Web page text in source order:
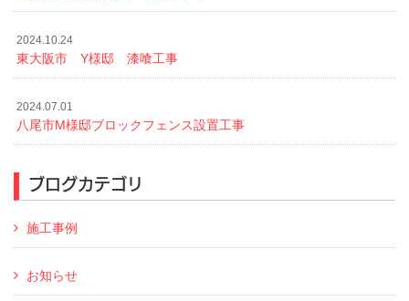
2024.10.24
東大阪市 Y様邸 漆喰工事
2024.07.01
八尾市M様邸ブロックフェンス設置工事
ブログカテゴリ
施工事例
お知らせ